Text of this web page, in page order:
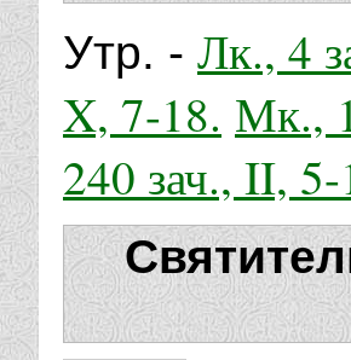
Утр. - Лк., 4
X, 7-18. Мк.,
240 зач., II,